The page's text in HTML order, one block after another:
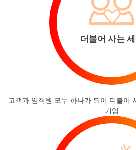
더불어 사는
고객과 임직원 모두 하나가 되어 더불어
기업